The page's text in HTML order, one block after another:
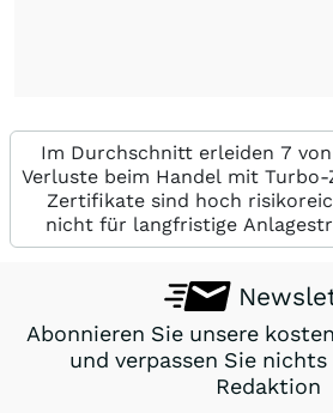
Im Durchschnitt erleiden 7
Verluste beim Handel mit
Zertifikate sind hoch
nicht für langfristige
Abonnieren Sie unsere
und verpassen Sie
Redaktion